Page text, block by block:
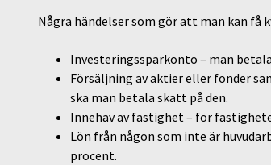
Några händelser som gör att man kan få
Investeringssparkonto – man
Försäljning av aktier eller fonder
ska man betala skatt på den.
Innehav av fastighet – för
Lön från någon som inte är
procent.